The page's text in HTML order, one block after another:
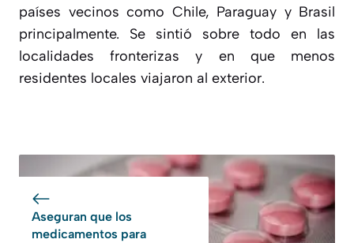
países vecinos como Chile, Paraguay y Brasil
principalmente. Se sintió sobre todo en las
localidades fronterizas y en que menos
residentes locales viajaron al exterior.
Aseguran que los
medicamentos para